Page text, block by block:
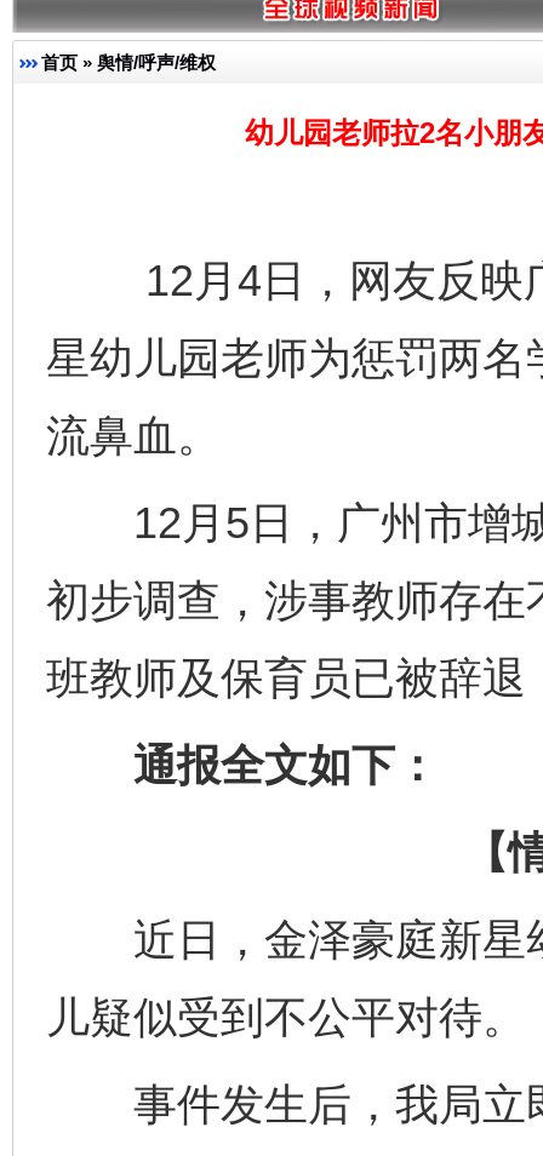
首页 » 舆情/呼声/维权
幼儿园老师拉2名小朋
12月4日，网友反映
星幼儿园老师为惩罚两
流鼻血。
12月5日，广州市增城
初步调查，涉事教师存
班教师及保育员已被辞
通报全文如下：
【
近日，金泽豪庭新星
儿疑似受到不公平对待。
事件发生后，我局立